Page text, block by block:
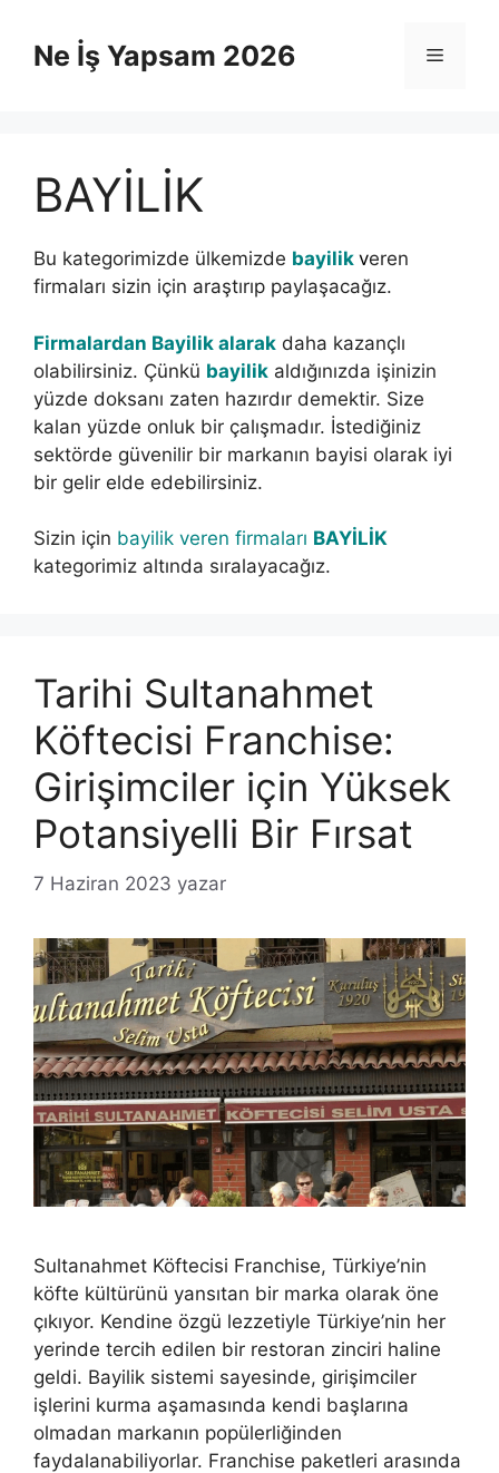
Ne İş Yapsam 2026 Menü
BAYİLİK
Bu kategorimizde ülkemizde bayilik veren
firmaları sizin için araştırıp paylaşacağız.
Firmalardan Bayilik alarak daha kazançlı
olabilirsiniz. Çünkü bayilik aldığınızda işinizin
yüzde doksanı zaten hazırdır demektir. Size
kalan yüzde onluk bir çalışmadır. İstediğiniz
sektörde güvenilir bir markanın bayisi olarak iyi
bir gelir elde edebilirsiniz.
Sizin için bayilik veren firmaları BAYİLİK
kategorimiz altında sıralayacağız.
Tarihi Sultanahmet
Köftecisi Franchise:
Girişimciler için Yüksek
Potansiyelli Bir Fırsat
7 Haziran 2023 yazar
Sultanahmet Köftecisi Franchise, Türkiye’nin
köfte kültürünü yansıtan bir marka olarak öne
çıkıyor. Kendine özgü lezzetiyle Türkiye’nin her
yerinde tercih edilen bir restoran zinciri haline
geldi. Bayilik sistemi sayesinde, girişimciler
işlerini kurma aşamasında kendi başlarına
olmadan markanın popülerliğinden
faydalanabiliyorlar. Franchise paketleri arasında